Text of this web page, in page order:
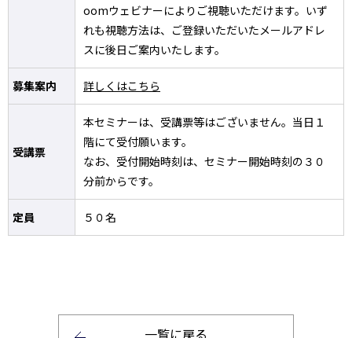
oomウェビナーによりご視聴いただけます。いず
れも視聴方法は、ご登録いただいたメールアドレ
スに後日ご案内いたします。
募集案内 詳しくはこちら
受講票
本セミナーは、受講票等はございません。当日１
階にて受付願います。
なお、受付開始時刻は、セミナー開始時刻の３０
分前からです。
定員 ５０名